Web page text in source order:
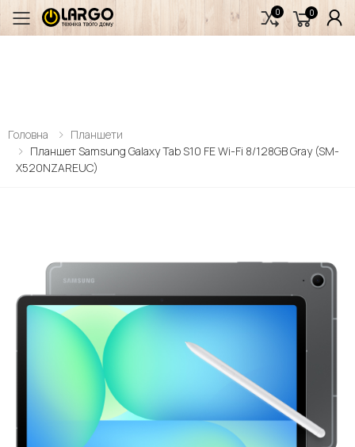
Переключити мобільне меню
0 0
Головна
Планшети
Планшет Samsung Galaxy Tab S10 FE Wi-Fi 8/128GB Gray (SM-
X520NZAREUC)